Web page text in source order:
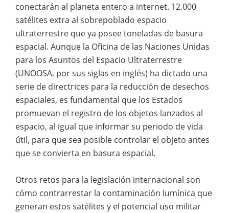
conectarán al planeta entero a internet. 12.000
satélites extra al sobrepoblado espacio
ultraterrestre que ya posee toneladas de basura
espacial. Aunque la Oficina de las Naciones Unidas
para los Asuntos del Espacio Ultraterrestre
(UNOOSA, por sus siglas en inglés) ha dictado una
serie de directrices para la reducción de desechos
espaciales, es fundamental que los Estados
promuevan el registro de los objetos lanzados al
espacio, al igual que informar su periodo de vida
útil, para que sea posible controlar el objeto antes
que se convierta en basura espacial.
Otros retos para la legislación internacional son
cómo contrarrestar la contaminación lumínica que
generan estos satélites y el potencial uso militar